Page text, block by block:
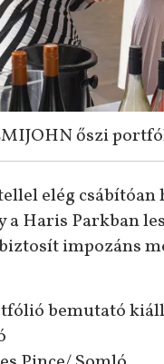
őszi
elég
Haris Parkban
impozáns
bemutató